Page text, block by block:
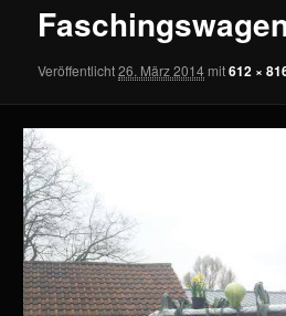
Veröffentlicht26. März 2014 mit612 ×